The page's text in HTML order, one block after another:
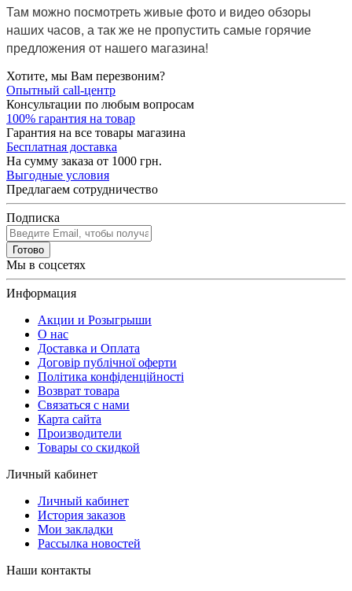
Там можно посмотреть живые фото и видео обзоры
наших часов, а так же не пропустить самые горячие
предложения от нашего магазина!
Хотите, мы Вам перезвоним?
Опытный call-центр
Консультации по любым вопросам
100% гарантия на товар
Гарантия на все товары магазина
Бесплатная доставка
На сумму заказа от 1000 грн.
Выгодные условия
Предлагаем сотрудничество
Подписка
Готово
Мы в соцсетях
Информация
Акции и Розыгрыши
О нас
Доставка и Оплата
Договір публічної оферти
Політика конфіденційності
Возврат товара
Связаться с нами
Карта сайта
Производители
Товары со скидкой
Личный кабинет
Личный кабинет
История заказов
Мои закладки
Рассылка новостей
Наши контакты